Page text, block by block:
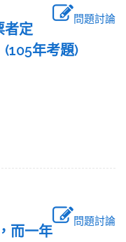
問題討論
者定
年考題)
問題討論
而一年